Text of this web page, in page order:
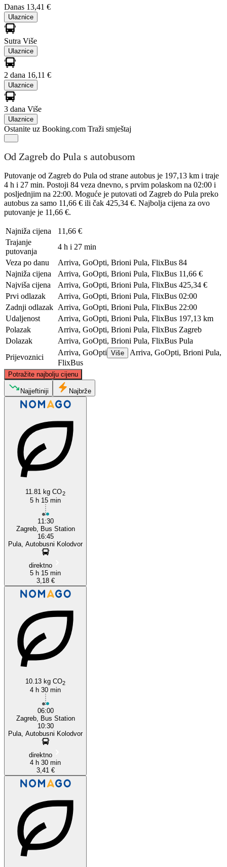
Danas 13,41 €
Ulaznice
Sutra Više
Ulaznice
2 dana 16,11 €
Ulaznice
3 dana Više
Ulaznice
Ostanite uz Booking.com Traži smještaj
Od Zagreb do Pula s autobusom
Putovanje od Zagreb do Pula od strane autobus je 197,13 km i traje
4 h i 27 min. Postoji 84 veza dnevno, s prvim polaskom na 02:00 i
posljednjim na 22:00. Moguće je putovati od Zagreb do Pula preko
autobus za samo 11,66 € ili čak 425,34 €. Najbolja cijena za ovo
putovanje je 11,66 €.
Najniža cijena
11,66 €
Trajanje
putovanja
4 h i 27 min
Veza po danu
Arriva, GoOpti, Brioni Pula, FlixBus 84
Najniža cijena
Arriva, GoOpti, Brioni Pula, FlixBus 11,66 €
Najviša cijena
Arriva, GoOpti, Brioni Pula, FlixBus 425,34 €
Prvi odlazak
Arriva, GoOpti, Brioni Pula, FlixBus 02:00
Zadnji odlazak Arriva, GoOpti, Brioni Pula, FlixBus 22:00
Udaljenost
Arriva, GoOpti, Brioni Pula, FlixBus 197,13 km
Polazak
Arriva, GoOpti, Brioni Pula, FlixBus Zagreb
Dolazak
Arriva, GoOpti, Brioni Pula, FlixBus Pula
Prijevoznici
Arriva, GoOpti Više
Arriva, GoOpti, Brioni Pula,
FlixBus
Potražite najbolju cijenu
Pula, Istria
Najjeftiniji Najbrže
11.81 kg CO2
5 h 15 min
11:30
Zagreb, Bus Station
16:45
Pula, Autobusni Kolodvor
direktno
5 h 15 min
3,18 €
10.13 kg CO2
4 h 30 min
06:00
Zagreb, Bus Station
10:30
Pula, Autobusni Kolodvor
direktno
4 h 30 min
3,41 €